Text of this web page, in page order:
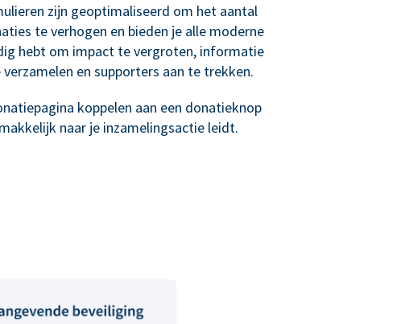
zijn geoptimaliseerd om het aantal
te verhogen en bieden je alle moderne
hebt om impact te vergroten, informatie
en supporters aan te trekken.
koppelen aan een donatieknop
naar je inzamelingsactie leidt.